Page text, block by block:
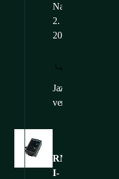
Nahráno: 17.
2.
2025
Jazykové
verze:
RMS-
I-